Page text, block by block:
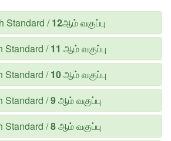
Standard /12ஆம் வகுப்பு
Standard /11 ஆம் வகுப்பு
Standard /10ஆம் வகுப்பு
Standard /9ஆம் வகுப்பு
Standard /8ஆம் வகுப்பு